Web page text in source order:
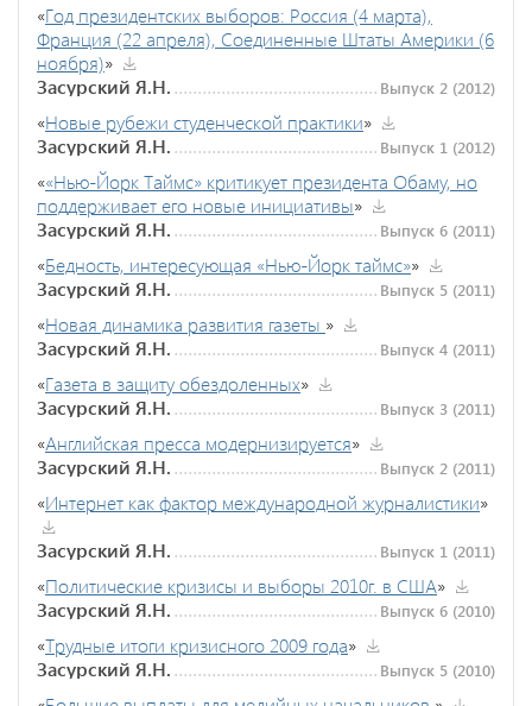
«Год президентских выборов: Россия (4 марта),
Франция (22 апреля), Соединенные Штаты Америки (6
ноября)»
Засурский Я.Н.
Выпуск 2 (2012)
«Новые рубежи студенческой практики»
Засурский Я.Н.
Выпуск 1 (2012)
««Нью-Йорк Таймс» критикует президента Обаму, но
поддерживает его новые инициативы»
Засурский Я.Н.
Выпуск 6 (2011)
«Бедность, интересующая «Нью-Йорк таймс»»
Засурский Я.Н.
Выпуск 5 (2011)
«Новая динамика развития газеты »
Засурский Я.Н.
Выпуск 4 (2011)
«Газета в защиту обездоленных»
Засурский Я.Н.
Выпуск 3 (2011)
«Английская пресса модернизируется»
Засурский Я.Н.
Выпуск 2 (2011)
«Интернет как фактор международной журналистики»
Засурский Я.Н.
Выпуск 1 (2011)
«Политические кризисы и выборы 2010г. в США»
Засурский Я.Н.
Выпуск 6 (2010)
«Трудные итоги кризисного 2009 года»
Засурский Я.Н.
Выпуск 5 (2010)